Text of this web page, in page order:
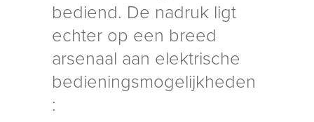
bediend. De nadruk ligt
echter op een breed
arsenaal aan elektrische
bedieningsmogelijkheden
: